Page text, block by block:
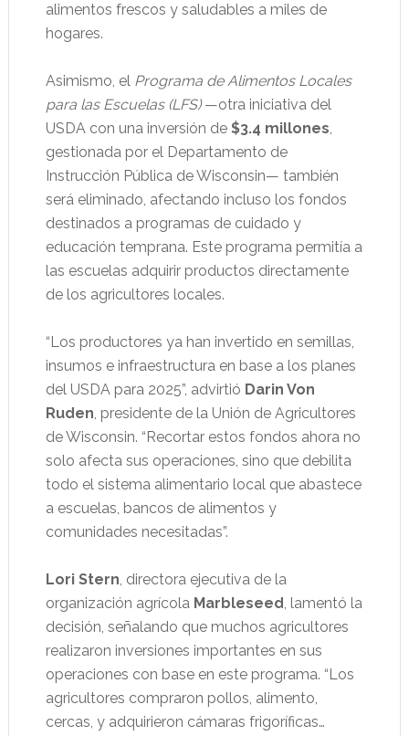
alimentos frescos y saludables a miles de
hogares.
Asimismo, el Programa de Alimentos Locales
para las Escuelas (LFS)—otra iniciativa del
USDA con una inversión de $3.4 millones,
gestionada por el Departamento de
Instrucción Pública de Wisconsin— también
será eliminado, afectando incluso los fondos
destinados a programas de cuidado y
educación temprana. Este programa permitía a
las escuelas adquirir productos directamente
de los agricultores locales.
“Los productores ya han invertido en semillas,
insumos e infraestructura en base a los planes
del USDA para 2025”, advirtió Darin Von
Ruden, presidente de la Unión de Agricultores
de Wisconsin. “Recortar estos fondos ahora no
solo afecta sus operaciones, sino que debilita
todo el sistema alimentario local que abastece
a escuelas, bancos de alimentos y
comunidades necesitadas”.
Lori Stern, directora ejecutiva de la
organización agrícola Marbleseed, lamentó la
decisión, señalando que muchos agricultores
realizaron inversiones importantes en sus
operaciones con base en este programa. “Los
agricultores compraron pollos, alimento,
cercas, y adquirieron cámaras frigoríficas…